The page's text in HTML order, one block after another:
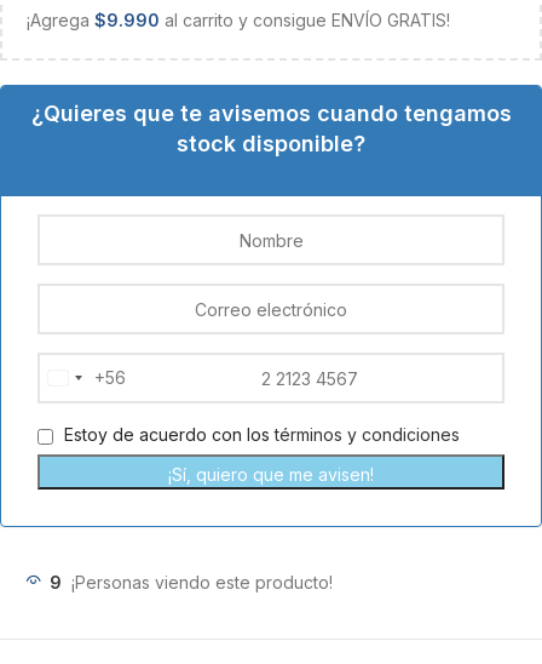
¡Agrega $9.990 al carrito y consigue ENVÍO GRATIS!
¿Quieres que te avisemos cuando tengamos
stock disponible?
Chile
+56
+56
Estoy de acuerdo con lostérminos y condiciones
¡Sí, quiero que me avisen!
9 ¡Personas viendo este producto!